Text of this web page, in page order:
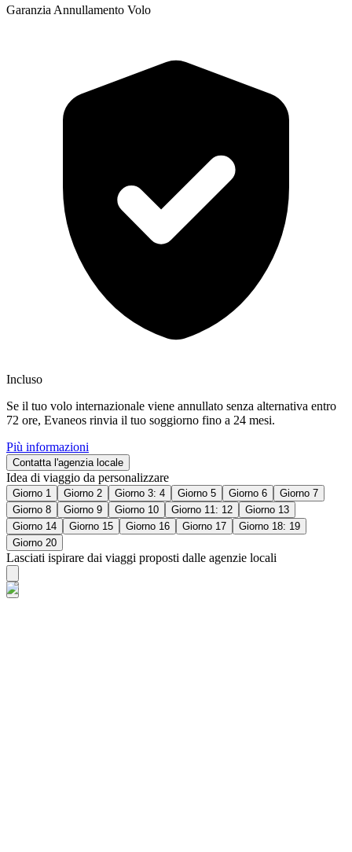
Garanzia Annullamento Volo
Incluso
Se il tuo volo internazionale viene annullato senza alternativa entro
72 ore, Evaneos rinvia il tuo soggiorno fino a 24 mesi.
Più informazioni
Contatta l'agenzia locale
Idea di viaggio da personalizzare
Giorno 1 Giorno 2 Giorno 3: 4 Giorno 5 Giorno 6
Giorno 7
Giorno 8
Giorno 9 Giorno 10 Giorno 11: 12
Giorno 13
Giorno 14
Giorno 15 Giorno 16 Giorno 17
Giorno 18: 19
Giorno 20
Lasciati ispirare dai viaggi proposti dalle agenzie locali